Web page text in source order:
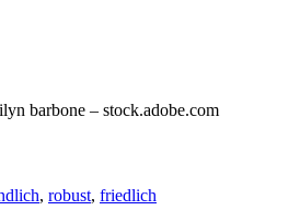
barbone – stock.adobe.com
, robust, friedlich